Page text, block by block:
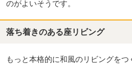
のがよいそうです。
落ち着きのある座リビング
もっと本格的に和風のリビングを